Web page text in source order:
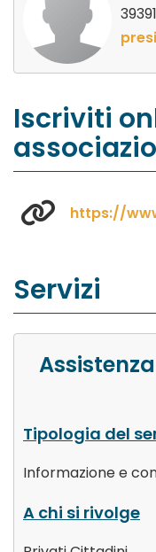
Iscriviti
https://
Servizi
Tipologia del
Informazione e
A chi si rivolge